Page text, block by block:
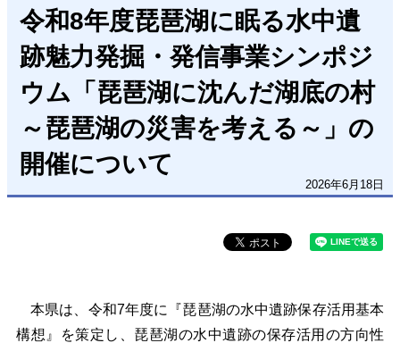
令和8年度琵琶湖に眠る水中遺
跡魅力発掘・発信事業シンポジ
ウム「琵琶湖に沈んだ湖底の村
～琵琶湖の災害を考える～」の
開催について
2026年6月18日
本県は、令和7年度に『琵琶湖の水中遺跡保存活用基本
構想』を策定し、琵琶湖の水中遺跡の保存活用の方向性